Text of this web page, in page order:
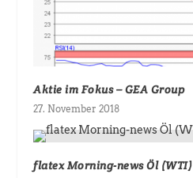
Aktie im Fokus – GEA Group
27. November 2018
flatex Morning-news Öl (WTI)